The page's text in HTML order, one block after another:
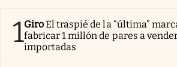
1GiroEl traspié de la “última”
fabricar 1 millón de pares a
importadas